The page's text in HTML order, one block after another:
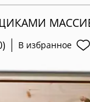
В избранное